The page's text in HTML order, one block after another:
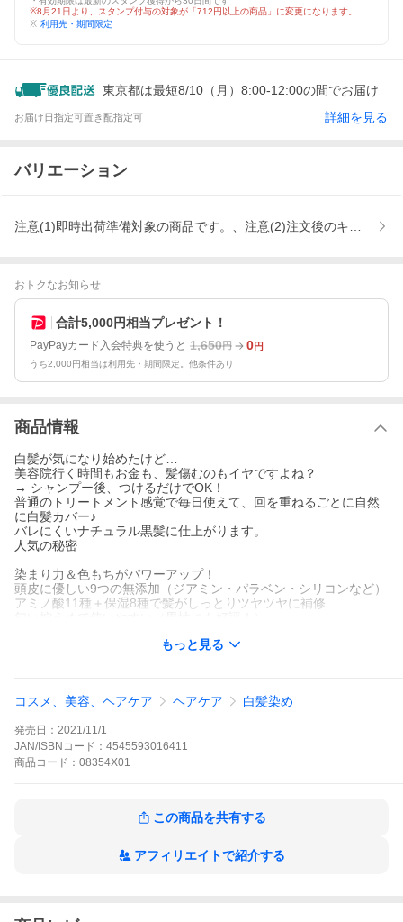
※8月21日より、スタンプ付与の対象が「712円以上の商品」に変更になります。
※ 利用先・期間限定
東京都は最短8/10（月）8:00-12:00の間でお届け
お届け日指定可置き配指定可 詳細を見る
バリエーション
注意(1)即時出荷準備対象の商品です。、注意(2)注文後のキャンセ
おトクなお知らせ
合計5,000円相当プレゼント！
PayPayカード入会特典を使うと 1,650円 0円
うち2,000円相当は利用先・期間限定。他条件あり
商品情報
白髪が気になり始めたけど…
美容院行く時間もお金も、髪傷むのもイヤですよね？
→ シャンプー後、つけるだけでOK！
普通のトリートメント感覚で毎日使えて、回を重ねるごとに自然
に白髪カバー♪
バレにくいナチュラル黒髪に仕上がります。
人気の秘密
染まり力＆色もちがパワーアップ！
頭皮に優しい9つの無添加（ジアミン・パラベン・シリコンなど）
アミノ酸11種＋保湿8種で髪がしっとりツヤツヤに補修
「もう白髪染め代が高い…」
1本で変化を実感したら、きっと手放せなくなりますよ♪
9つの不使用で髪も頭皮も安心。
セルフカラー ヘア カラートリートメント ヘアカラートリート
もっと見る
コスメ、美容、ヘアケア ヘアケア 白髪染め
発売日： 2021/11/1
JAN/ISBNコード： 4545593016411
商品 コード： 08354X01
この商品を共有する
アフィリエイトで紹介する